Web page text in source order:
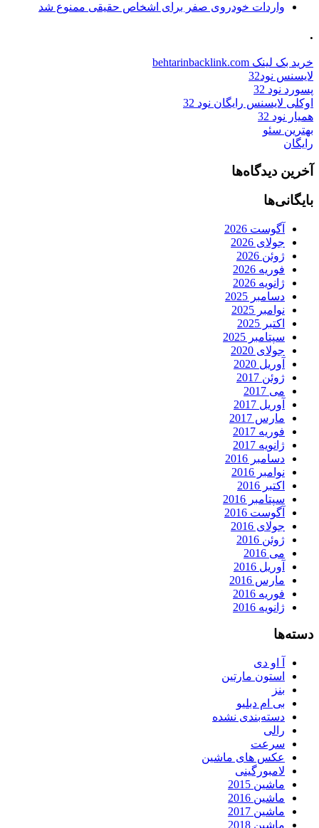
واردات خودروی صفر برای اشخاص حقیقی ممنوع شد
.
خرید بک لینک behtarinbacklink.com
لایسنس نود32
پسورد نود 32
اوکلی لایسنس رایگان نود 32
همیار نود 32
بهترین سئو
رایگان
آخرین دیدگاه‌ها
بایگانی‌ها
آگوست 2026
جولای 2026
ژوئن 2026
فوریه 2026
ژانویه 2026
دسامبر 2025
نوامبر 2025
اکتبر 2025
سپتامبر 2025
جولای 2020
آوریل 2020
ژوئن 2017
می 2017
آوریل 2017
مارس 2017
فوریه 2017
ژانویه 2017
دسامبر 2016
نوامبر 2016
اکتبر 2016
سپتامبر 2016
آگوست 2016
جولای 2016
ژوئن 2016
می 2016
آوریل 2016
مارس 2016
فوریه 2016
ژانویه 2016
دسته‌ها
آ او دی
استون مارتین
بنز
بی ام دبلیو
دسته‌بندی نشده
رالی
سرعت
عکس های ماشین
لامبورگینی
ماشین 2015
ماشین 2016
ماشین 2017
ماشین 2018